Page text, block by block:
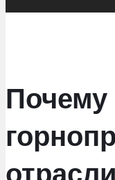
Почему